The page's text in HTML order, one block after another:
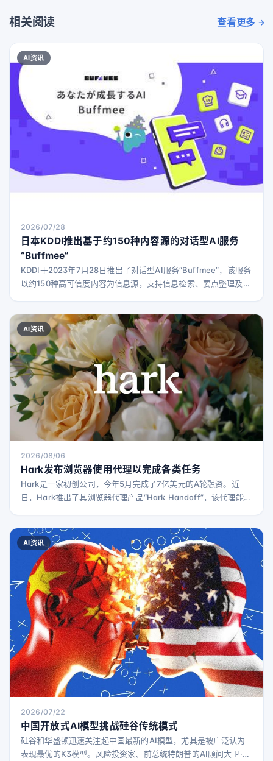
相关阅读 查看更多
AI资讯
2026/07/28
日本KDDI推出基于约150种内容源的对话型AI服务
“Buffmee”
KDDI于2023年7月28日推出了对话型AI服务“Buffmee”，该服务
以约150种高可信度内容为信息源，支持信息检索、要点整理及个
AI资讯
2026/08/06
Hark发布浏览器使用代理以完成各类任务
Hark是一家初创公司，今年5月完成了7亿美元的A轮融资。近
日，Hark推出了其浏览器代理产品“Hark Handoff”，该代理能够
和LinkedIn。Handoff代理通过分析网站结构和视觉信息，判断
是否需要点击按钮或输入信息。 这一理念类似于此前推出的
AI资讯
2026/07/22
中国开放式AI模型挑战硅谷传统模式
硅谷和华盛顿迅速关注起中国最新的AI模型，尤其是被广泛认为
表现最优的K3模型。风险投资家、前总统特朗普的AI顾问大卫·萨